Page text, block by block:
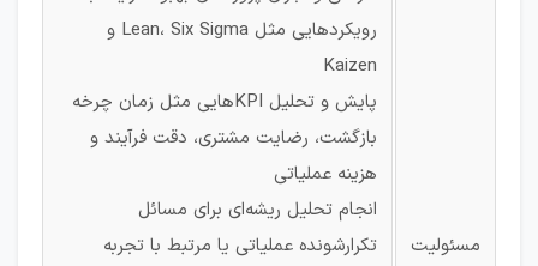
مسئولیت
رویکردهایی مثل Lean، Six Sigma و
Kaizen
پایش و تحلیل KPIهایی مثل زمان چرخه
بازگشت، رضایت مشتری، دقت فرآیند و
هزینه عملیاتی
انجام تحلیل ریشه‌ای برای مسائل
تکرارشونده عملیاتی یا مرتبط با تجربه